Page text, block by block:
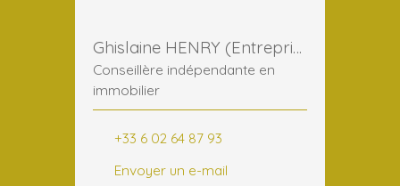
Ghislaine HENRY (Entreprise)
Conseillère indépendante en
immobilier
+33 6 02 64 87 93
Envoyer un e-mail